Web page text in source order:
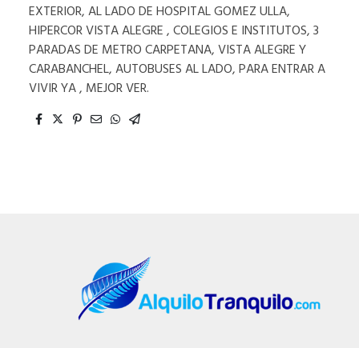
EXTERIOR, AL LADO DE HOSPITAL GOMEZ ULLA,
HIPERCOR VISTA ALEGRE , COLEGIOS E INSTITUTOS, 3
PARADAS DE METRO CARPETANA, VISTA ALEGRE Y
CARABANCHEL, AUTOBUSES AL LADO, PARA ENTRAR A
VIVIR YA , MEJOR VER.